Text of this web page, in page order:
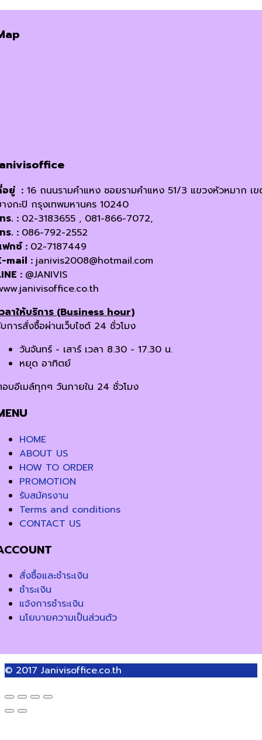
price
price
อยู่ : 16 ถนนรามคำแหง ซอยรามคำแหง 51/3 แขวงหัวหมาก เ
งกะปิ กรุงเทพมหานคร 10240
ร. : 02-3183655 , 081-866-7072,
ร. : 086-792-2552
กซ์ : 02-7187449
mail : janivis2008@hotmail.com
: @JANIVIS
ลาให้บริการ (Business hour)
การสั่งซื้อผ่านเว็บไซต์ 24 ชั่วโมง
วันจันทร์ - เสาร์ เวลา 8.30 - 17.30 น.
หยุด อาทิตย์
บอีเมล์ทุกๆ วันภายใน 24 ชั่วโมง
HOME
ABOUT US
HOW TO ORDER
PROMOTION
รับสมัครงาน
Terms and conditions
CONTACT US
สั่งซื้อและชำระเงิน
ชำระเงิน
แจ้งการชำระเงิน
นโยบายความเป็นส่วนตัว
© 2017 Janivisoffice.co.th